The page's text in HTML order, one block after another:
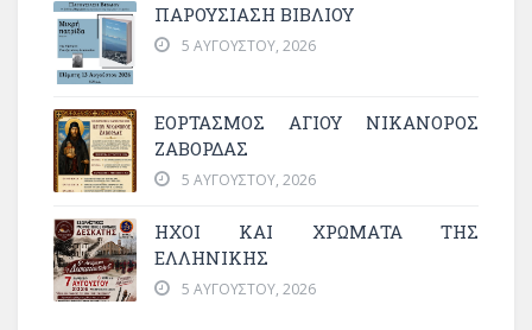
ΠΑΡΟΥΣΙΑΣΗ ΒΙΒΛΙΟΥ
5 ΑΥΓΟΎΣΤΟΥ, 2026
ΕΟΡΤΑΣΜΟΣ ΑΓΙΟΥ ΝΙΚΑΝΟΡΟΣ
ΖΑΒΟΡΔΑΣ
5 ΑΥΓΟΎΣΤΟΥ, 2026
ΗΧΟΙ ΚΑΙ ΧΡΩΜΑΤΑ ΤΗΣ
ΕΛΛΗΝΙΚΗΣ
5 ΑΥΓΟΎΣΤΟΥ, 2026